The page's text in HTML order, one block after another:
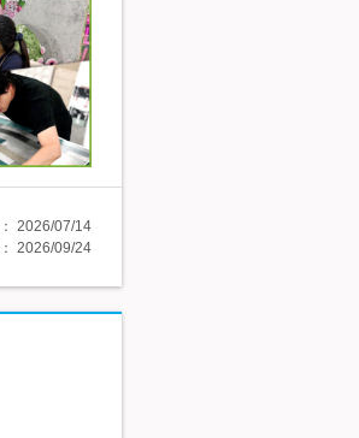
2026/07/14
2026/09/24